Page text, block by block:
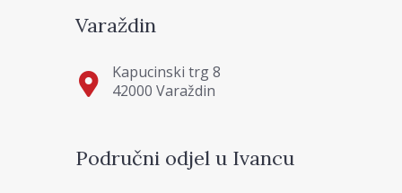
Varaždin
Kapucinski trg 8
42000 Varaždin
Područni odjel u Ivancu